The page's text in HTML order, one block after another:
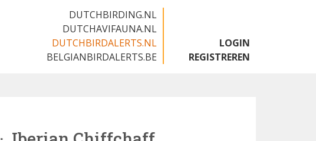
DUTCHBIRDING.NL
DUTCHAVIFAUNA.NL
DUTCHBIRDALERTS.NL
BELGIANBIRDALERTS.BE
LOGIN
REGISTREREN